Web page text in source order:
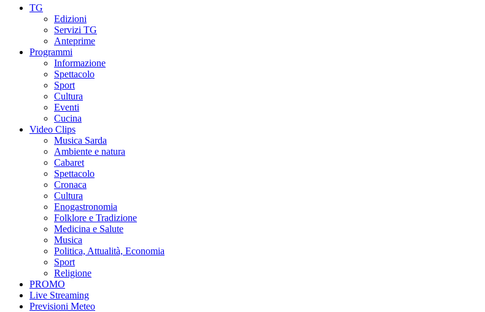
TG
Edizioni
Servizi TG
Anteprime
Programmi
Informazione
Spettacolo
Sport
Cultura
Eventi
Cucina
Video Clips
Musica Sarda
Ambiente e natura
Cabaret
Spettacolo
Cronaca
Cultura
Enogastronomia
Folklore e Tradizione
Medicina e Salute
Musica
Politica, Attualità, Economia
Sport
Religione
PROMO
Live Streaming
Previsioni Meteo